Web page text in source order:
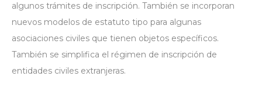
algunos trámites de inscripción. También se incorporan
nuevos modelos de estatuto tipo para algunas
asociaciones civiles que tienen objetos específicos.
También se simplifica el régimen de inscripción de
entidades civiles extranjeras.